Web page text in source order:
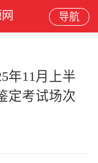
导航
年11月上半
定考试场次